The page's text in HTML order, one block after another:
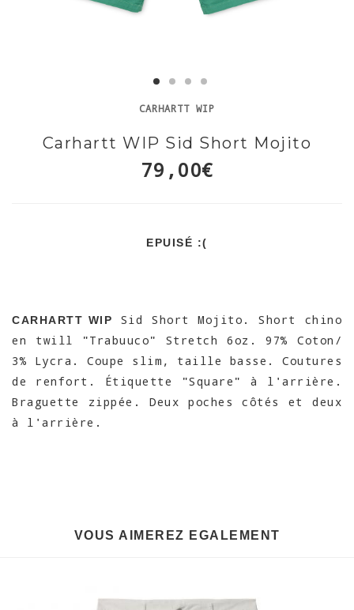
CARHARTT WIP
Carhartt WIP Sid Short Mojito
79,00€
EPUISÉ :(
CARHARTT WIP
Sid Short Mojito. Short chino
en twill "Trabuuco" Stretch 6oz. 97% Coton/
3% Lycra. Coupe slim, taille basse. Coutures
de renfort. Étiquette "Square" à l'arrière.
Braguette zippée. Deux poches côtés et deux
à l'arrière.
VOUS AIMEREZ EGALEMENT